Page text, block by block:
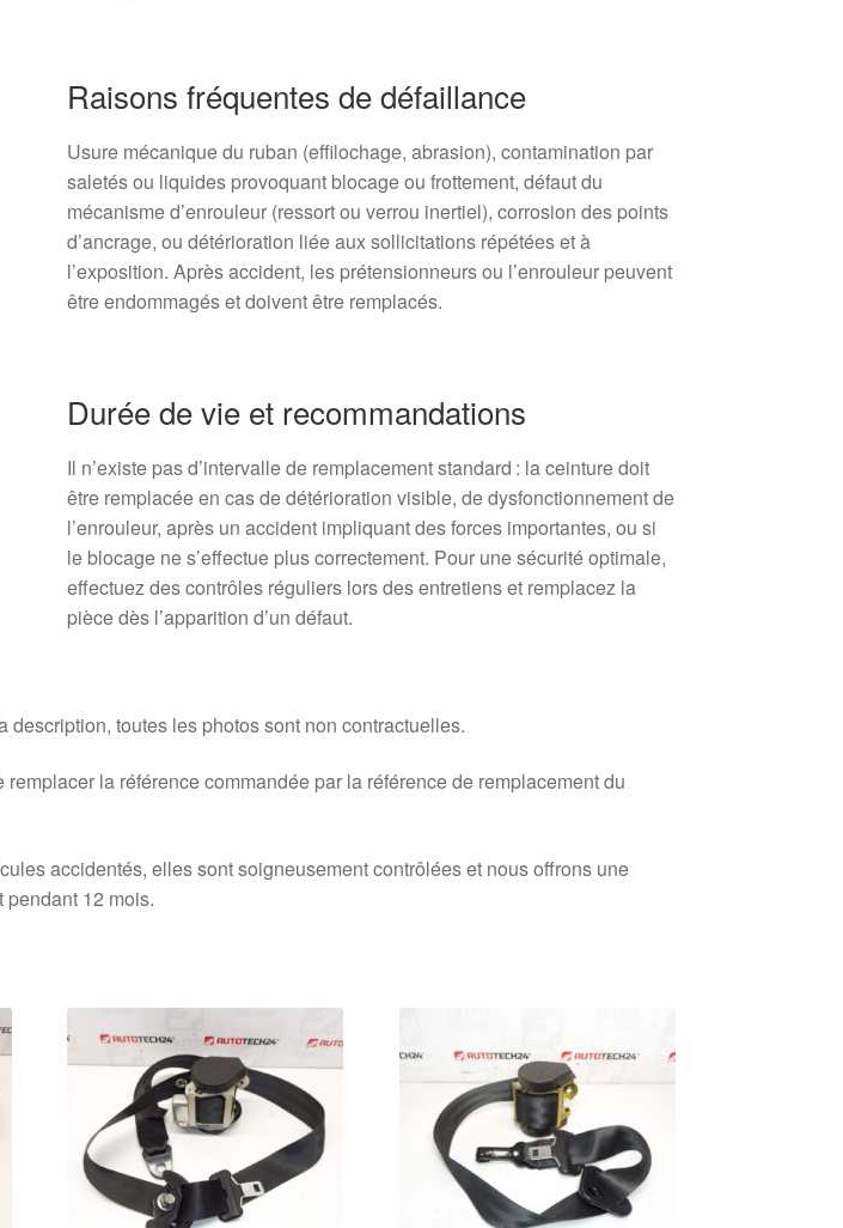
Raisons fréquentes de défaillance
Usure mécanique du ruban (effilochage, abrasion), contamination par
saletés ou liquides provoquant blocage ou frottement, défaut du
mécanisme d’enrouleur (ressort ou verrou inertiel), corrosion des points
d’ancrage, ou détérioration liée aux sollicitations répétées et à
l’exposition. Après accident, les prétensionneurs ou l’enrouleur peuvent
être endommagés et doivent être remplacés.
Durée de vie et recommandations
Il n’existe pas d’intervalle de remplacement standard : la ceinture doit
être remplacée en cas de détérioration visible, de dysfonctionnement de
l’enrouleur, après un accident impliquant des forces importantes, ou si
le blocage ne s’effectue plus correctement. Pour une sécurité optimale,
effectuez des contrôles réguliers lors des entretiens et remplacez la
pièce dès l’apparition d’un défaut.
description, toutes les photos sont non contractuelles.
la référence commandée par la référence de remplacement du
accidentés, elles sont soigneusement contrôlées et nous offrons une
12 mois.